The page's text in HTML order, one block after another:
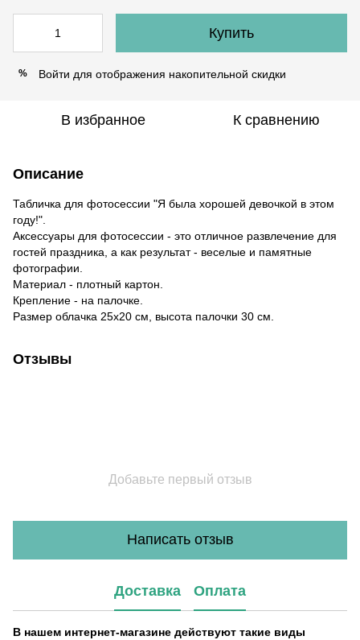
Купить
% Войти для отображения накопительной скидки
В избранное К сравнению
Описание
Табличка для фотосессии "Я была хорошей девочкой в этом
году!".
Аксессуары для фотосессии - это отличное развлечение для
гостей праздника, а как результат - веселые и памятные
фотографии.
Материал - плотный картон.
Крепление - на палочке.
Размер облачка 25х20 см, высота палочки 30 см.
Отзывы
Добавьте первый отзыв
Написать отзыв
Доставка Оплата
В нашем интернет-магазине действуют такие виды